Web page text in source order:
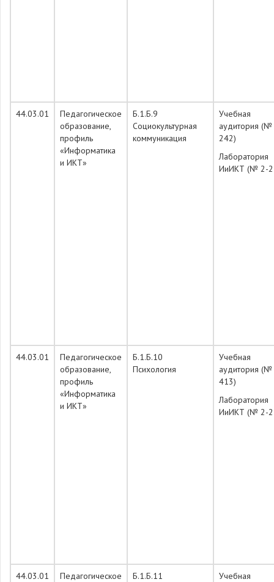
44.03.01
Педагогическое
образование,
профиль
«Информатика
и ИКТ»
Б.1.Б.9
Социокультурная
коммуникация
Учебная
аудитория
242)
Лаборатория
ИиИКТ (№ 2-
44.03.01
Педагогическое
образование,
профиль
«Информатика
и ИКТ»
Б.1.Б.10
Психология
Учебная
аудитория
413)
Лаборатория
ИиИКТ (№ 2-
44.03.01
Педагогическое
Б.1.Б.11
Учебная